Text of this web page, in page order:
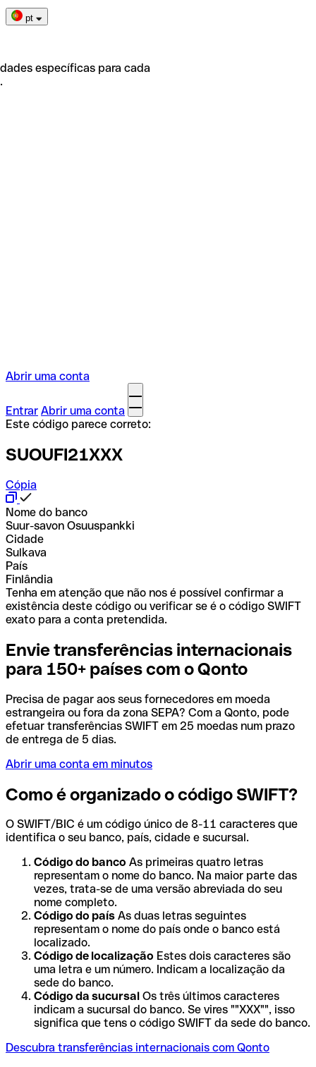
pt
específicas para cada
Abrir uma conta
Entrar Abrir uma conta
Este código parece correto:
SUOUFI21XXX
Cópia
Nome do banco
Suur-savon Osuuspankki
Cidade
Sulkava
País
Finlândia
Tenha em atenção que não nos é possível confirmar a
existência deste código ou verificar se é o código SWIFT
exato para a conta pretendida.
Envie transferências internacionais
para 150+ países com o Qonto
Precisa de pagar aos seus fornecedores em moeda
estrangeira ou fora da zona SEPA? Com a Qonto, pode
efetuar transferências SWIFT em 25 moedas num prazo
de entrega de 5 dias.
Abrir uma conta em minutos
Como é organizado o código SWIFT?
O SWIFT/BIC é um código único de 8-11 caracteres que
identifica o seu banco, país, cidade e sucursal.
Código do banco As primeiras quatro letras
representam o nome do banco. Na maior parte das
vezes, trata-se de uma versão abreviada do seu
nome completo.
Código do país As duas letras seguintes
representam o nome do país onde o banco está
localizado.
Código de localização Estes dois caracteres são
uma letra e um número. Indicam a localização da
sede do banco.
Código da sucursal Os três últimos caracteres
indicam a sucursal do banco. Se vires ""XXX"", isso
significa que tens o código SWIFT da sede do banco.
Descubra transferências internacionais com Qonto